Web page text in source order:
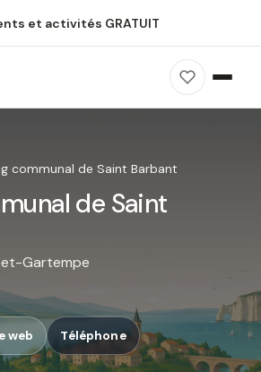
et activités GRATUIT
dans Kraaby.
4,8 / 5
communal de Saint Barbant
de Saint
Gartempe
web Téléphone